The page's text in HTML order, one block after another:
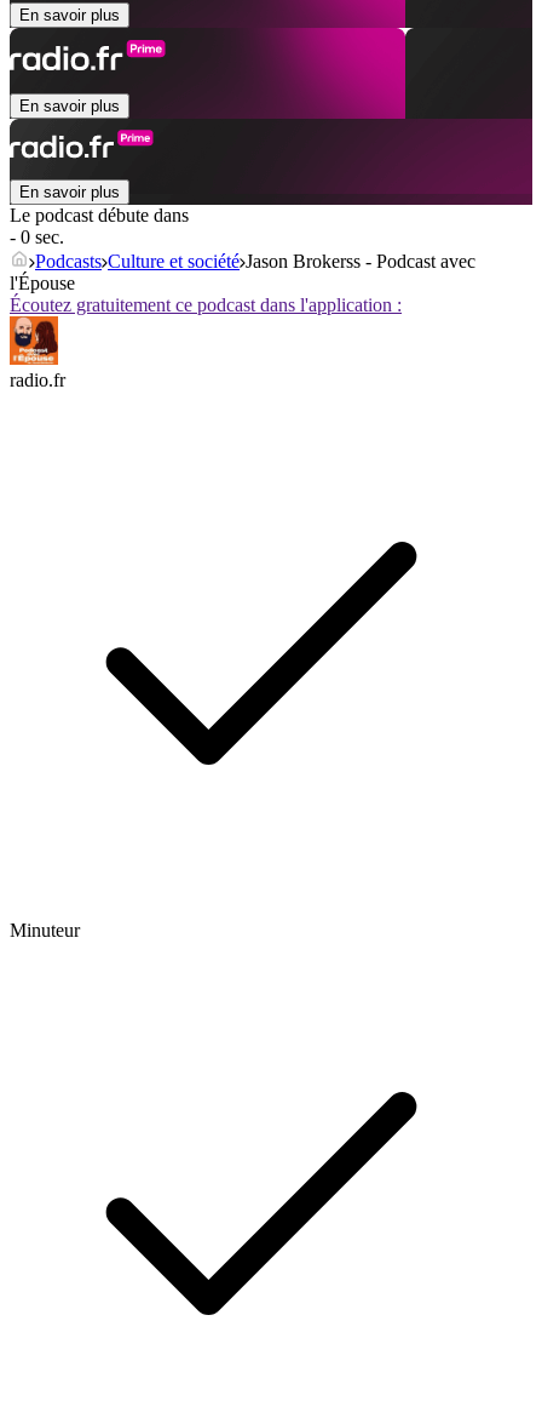
En savoir plus
En savoir plus
En savoir plus
Le podcast débute dans
- 0 sec.
Podcasts Culture et société Jason Brokerss - Podcast avec
l'Épouse
Écoutez gratuitement ce podcast dans l'application :
radio.fr
Minuteur